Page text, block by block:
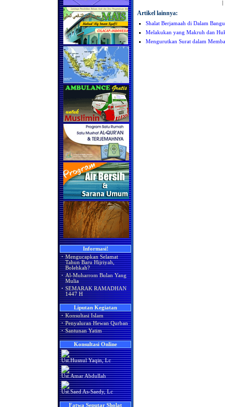
Informasi!
· Mengucapkan Selamat
Tahun Baru Hijriyah,
Bolehkah?
· Al-Muharrom Bulan Yang
Mulia
· SEMARAK RAMADHAN
1447 H
Liputan Kegiatan
· Konsultasi Islam
· Penyaluran Hewan Qurban
· Santunan Yatim
Konsultasi Online
Ust.Husnul Yaqin, Lc
Ust.Amar Abdullah
Ust.Saed As-Saedy, Lc
Fatwa Seputar Sholat
Artikel lainnya:
Shalat Berjamaah di Dalam
Melakukan yang Makruh dan
Mengurutkan Surat dalam